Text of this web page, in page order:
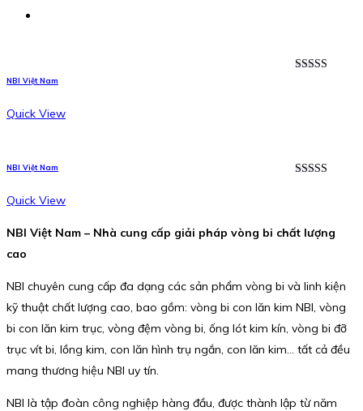
NBI Việt Nam
Quick View
NBI Việt Nam
Quick View
NBI Việt Nam – Nhà cung cấp giải pháp vòng bi chất lượng
cao
NBI chuyên cung cấp đa dạng các sản phẩm vòng bi và linh kiện
kỹ thuật chất lượng cao, bao gồm: vòng bi con lăn kim NBI, vòng
bi con lăn kim trục, vòng đệm vòng bi, ống lót kim kín, vòng bi đỡ
trục vít bi, lồng kim, con lăn hình trụ ngắn, con lăn kim… tất cả đều
mang thương hiệu NBI uy tín.
NBI là tập đoàn công nghiệp hàng đầu, được thành lập từ năm